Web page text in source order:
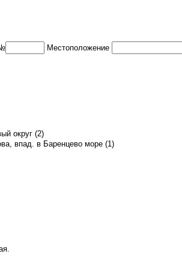
Местоположение
округ (2)
впад. в Баренцево море (1)